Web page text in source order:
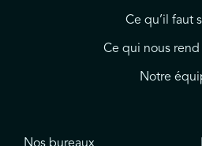
Ce qu’il faut
Ce qui nous
Notre